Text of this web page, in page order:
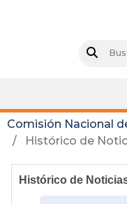
Comisión Nacional
Histórico de
Histórico de